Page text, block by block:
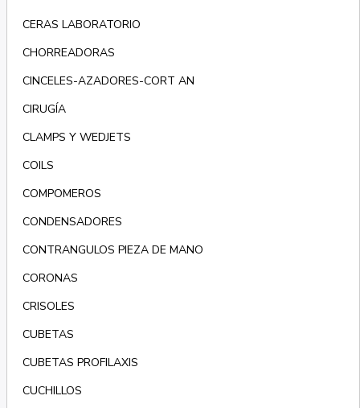
CERAS LABORATORIO
CHORREADORAS
CINCELES-AZADORES-CORT AN
CIRUGÍA
CLAMPS Y WEDJETS
COILS
COMPOMEROS
CONDENSADORES
CONTRANGULOS PIEZA DE MANO
CORONAS
CRISOLES
CUBETAS
CUBETAS PROFILAXIS
CUCHILLOS